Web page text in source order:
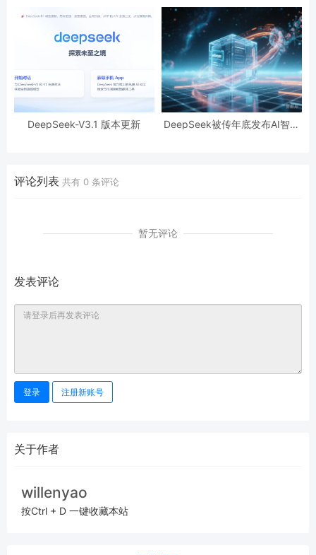
DeepSeek-V3.1 版本更新
DeepSeek被传年底发布AI智能
评论列表 共有 0 条评论
暂无评论
发表评论
登录 注册新账号
关于作者
willenyao
按Ctrl + D 一键收藏本站